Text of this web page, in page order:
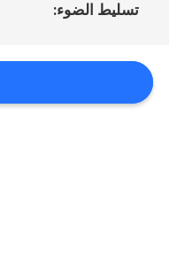
بنا
تسليط الضوء: